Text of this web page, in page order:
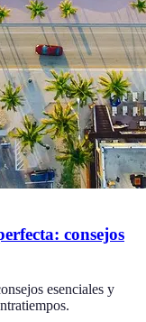
consejos
esenciales y